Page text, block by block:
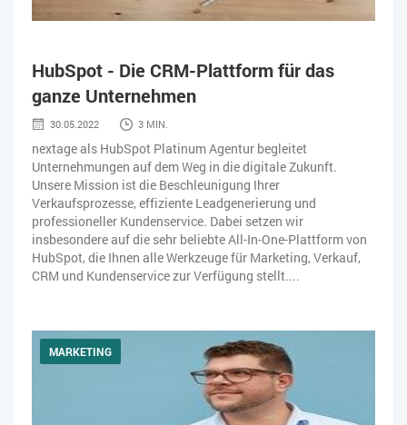
SOFTWARE-AS-A-SERVICE SOFTWAREENTWICKLUNG
TRANSPORTLOGISTIK / LAGER
USER EXPERIENCE WEB-SHOP ZEITWIRTSCHAFT
HubSpot - Die CRM-Plattform für das
ganze Unternehmen
30.05.2022 3 MIN.
nextage als HubSpot Platinum Agentur begleitet
Unternehmungen auf dem Weg in die digitale Zukunft.
Unsere Mission ist die Beschleunigung Ihrer
Verkaufsprozesse, effiziente Leadgenerierung und
professioneller Kundenservice. Dabei setzen wir
insbesondere auf die sehr beliebte All-In-One-Plattform von
HubSpot, die Ihnen alle Werkzeuge für Marketing, Verkauf,
CRM und Kundenservice zur Verfügung stellt....
MARKETING